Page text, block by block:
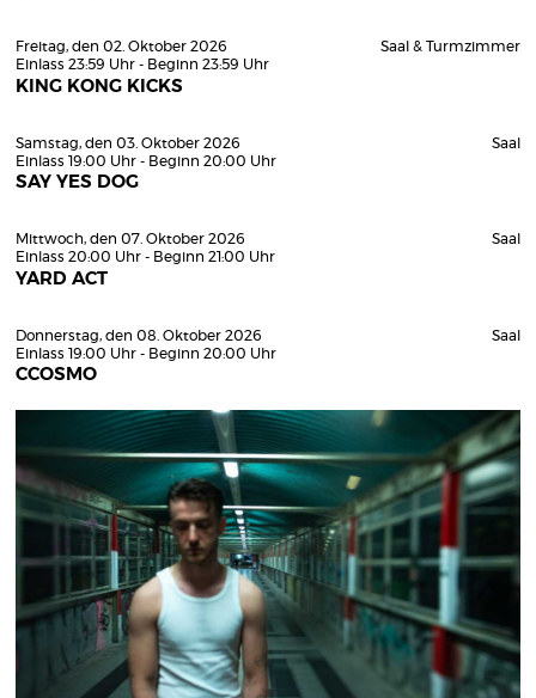
Freitag, den 02. Oktober 2026
Einlass 23:59 Uhr - Beginn 23:59 Uhr
KING KONG KICKS
Saal & Turmzimmer
Samstag, den 03. Oktober 2026
Einlass 19:00 Uhr - Beginn 20:00 Uhr
SAY YES DOG
Saal
Mittwoch, den 07. Oktober 2026
Einlass 20:00 Uhr - Beginn 21:00 Uhr
YARD ACT
Saal
Donnerstag, den 08. Oktober 2026
Einlass 19:00 Uhr - Beginn 20:00 Uhr
CCOSMO
Saal